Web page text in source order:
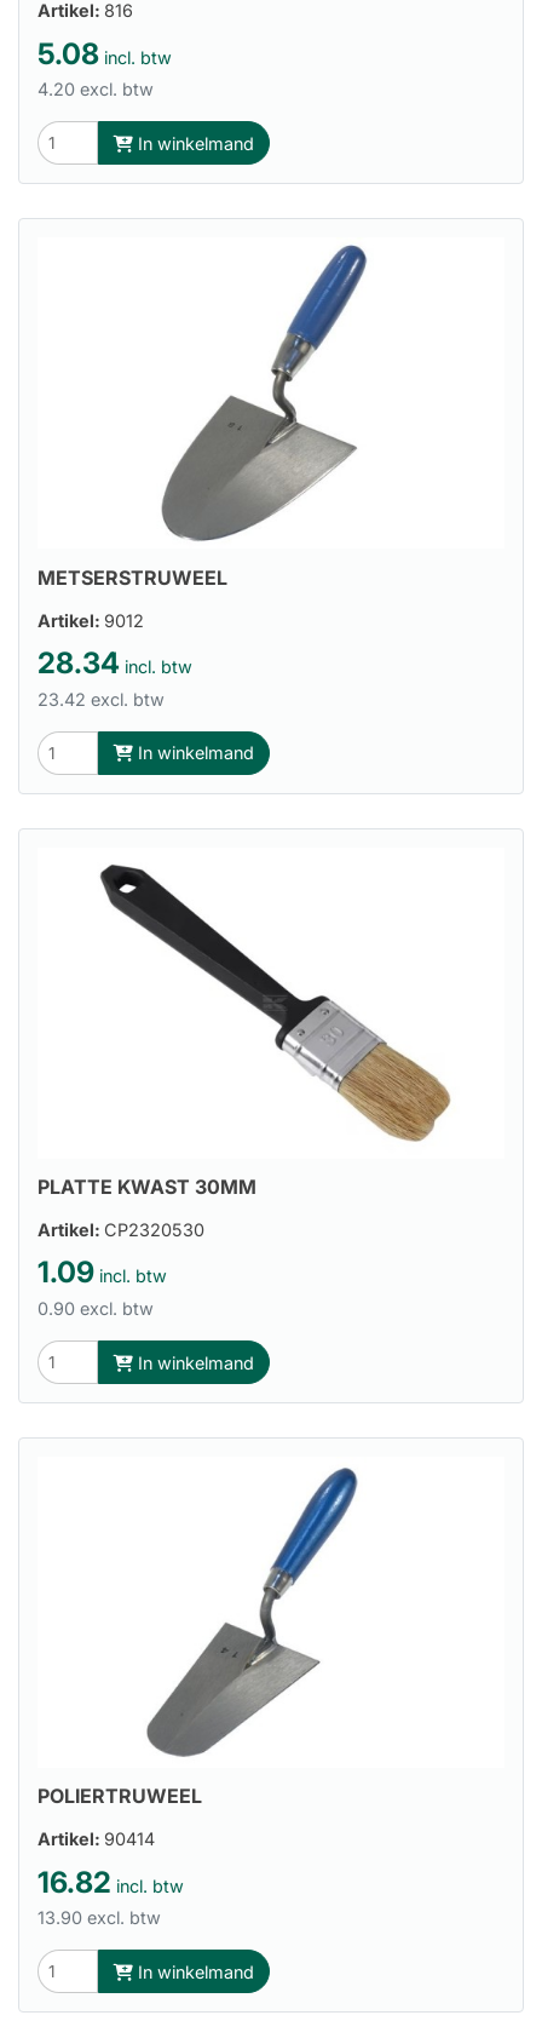
Artikel: 816
5.08 incl. btw
4.20 excl. btw
In winkelmand
METSERSTRUWEEL
Artikel: 9012
28.34 incl. btw
23.42 excl. btw
In winkelmand
PLATTE KWAST 30MM
Artikel: CP2320530
1.09 incl. btw
0.90 excl. btw
In winkelmand
POLIERTRUWEEL
Artikel: 90414
16.82 incl. btw
13.90 excl. btw
In winkelmand